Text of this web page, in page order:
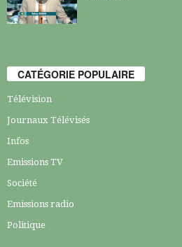
CATÉGORIE POPULAIRE
Télévision
Journaux Télévisés
Infos
Emissions TV
Société
Emissions radio
Politique